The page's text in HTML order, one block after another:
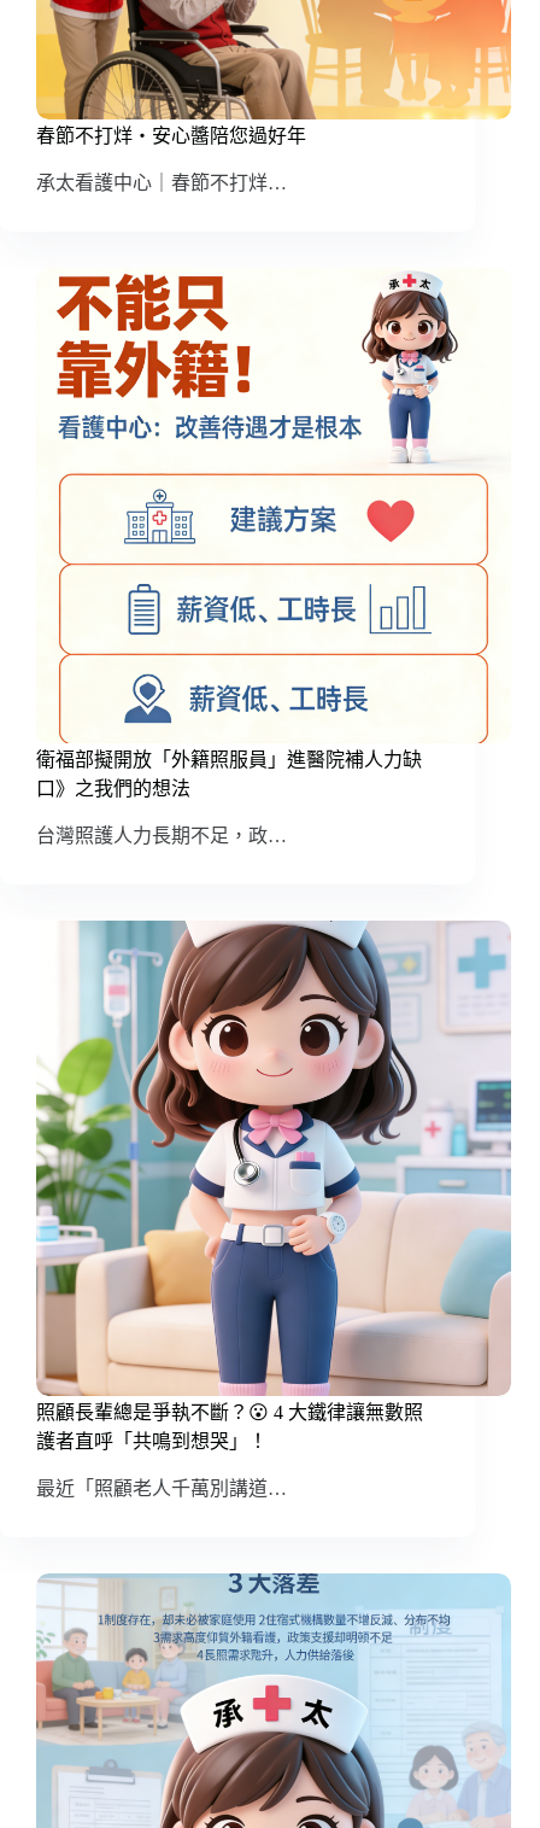
春節不打烊・安心醬陪您過好年
承太看護中心｜春節不打烊…
衛福部擬開放「外籍照服員」進醫院補人力缺
口》之我們的想法
台灣照護人力長期不足，政…
照顧長輩總是爭執不斷？😮 4 大鐵律讓無數照
護者直呼「共鳴到想哭」！
最近「照顧老人千萬別講道…